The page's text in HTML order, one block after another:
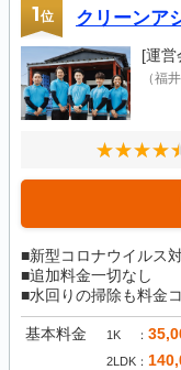
1位 クリーンア
[運営
（福
■新型コロナウイルス
■追加料金一切なし
■水回りの掃除も料金コ
基本料金 1K
2LDK